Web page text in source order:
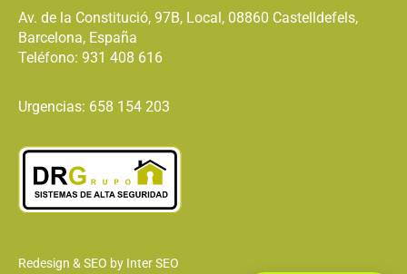
Av. de la Constitució, 97B, Local, 08860 Castelldefels,
Barcelona, España
Teléfono: 931 408 616
Urgencias: 658 154 203
Redesign & SEO by Inter SEO